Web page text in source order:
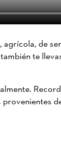
de
te